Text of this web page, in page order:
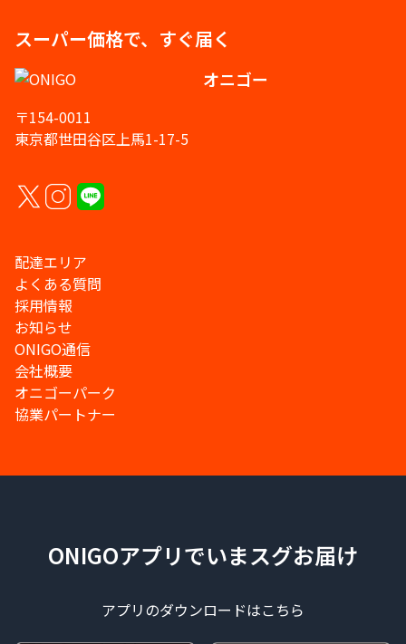
スーパー価格で、すぐ届く
オニゴー
〒154-0011
東京都世田谷区上馬1-17-5
配達エリア
よくある質問
採用情報
お知らせ
ONIGO通信
会社概要
オニゴーパーク
協業パートナー
ONIGOアプリでいまスグお届け
アプリのダウンロードはこちら